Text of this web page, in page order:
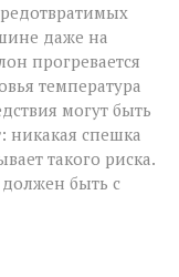
даже на
прогревается
температура
могут быть
спешка
такого риска.
быть с